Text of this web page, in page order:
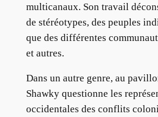
multicanaux. Son travail
de stéréotypes, des peuples
que des différentes
et autres.
Dans un autre genre, au
Shawky questionne les
occidentales des conflits